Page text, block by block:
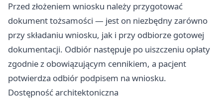
Przed złożeniem wniosku należy przygotować
dokument tożsamości — jest on niezbędny zarówno
przy składaniu wniosku, jak i przy odbiorze gotowej
dokumentacji. Odbiór następuje po uiszczeniu opłaty
zgodnie z obowiązującym cennikiem, a pacjent
potwierdza odbiór podpisem na wniosku.
Dostępność architektoniczna